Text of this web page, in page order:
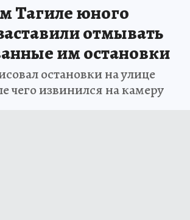
Тагиле юного
отмывать
им остановки
остановки на улице
чего извинился на камеру